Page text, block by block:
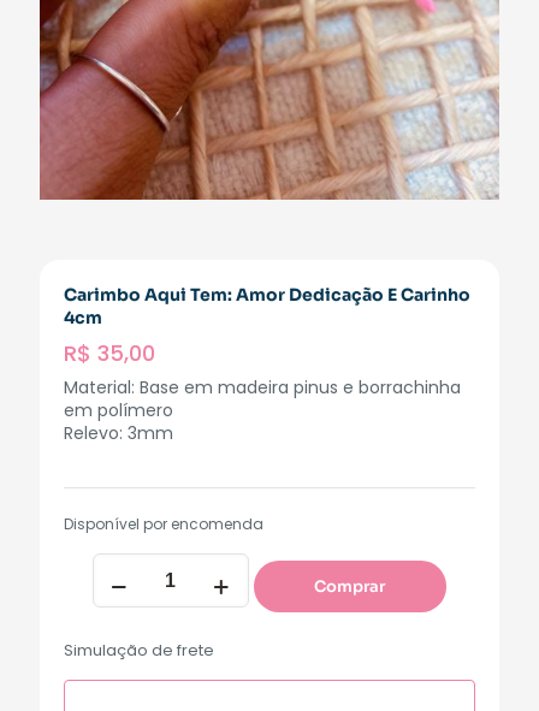
Carimbo Aqui Tem: Amor Dedicação E Carinho
4cm
R$ 35,00
Material: Base em madeira pinus e borrachinha
em polímero
Relevo: 3mm
Disponível por encomenda
Comprar
Simulação de frete